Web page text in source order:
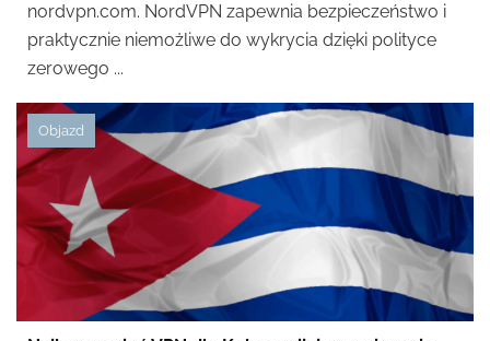
nordvpn.com. NordVPN zapewnia bezpieczeństwo i
praktycznie niemożliwe do wykrycia dzięki polityce
zerowego ...
Objazd